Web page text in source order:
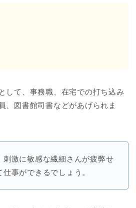
して、事務職、在宅での打ち込み
、図書館司書などがあげられま
刺激に敏感な繊細さんが疲弊せ
事ができるでしょう。